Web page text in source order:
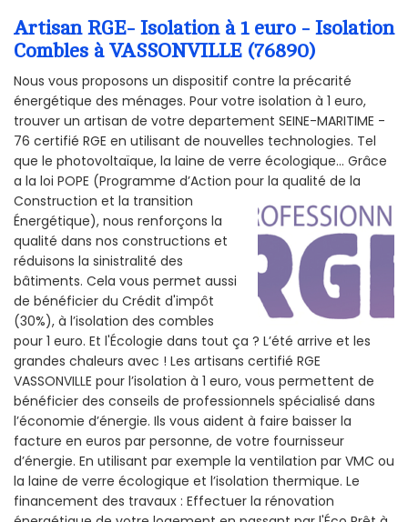
Artisan RGE- Isolation à 1 euro - Isolation
Combles à VASSONVILLE (76890)
Nous vous proposons un dispositif contre la précarité
énergétique des ménages. Pour votre isolation à 1 euro,
trouver un artisan de votre departement SEINE-MARITIME -
76 certifié RGE en utilisant de nouvelles technologies. Tel
que le photovoltaïque, la laine de verre écologique... Grâce
a la loi POPE (Programme d’Action pour la qualité de la
Construction et la transition
Énergétique), nous renforçons la
qualité dans nos constructions et
réduisons la sinistralité des
bâtiments. Cela vous permet aussi
de bénéficier du Crédit d'impôt
(30%), à l’isolation des combles
pour 1 euro. Et l'Écologie dans tout ça ? L’été arrive et les
grandes chaleurs avec ! Les artisans certifié RGE
VASSONVILLE pour l’isolation à 1 euro, vous permettent de
bénéficier des conseils de professionnels spécialisé dans
l’économie d’énergie. Ils vous aident à faire baisser la
facture en euros par personne, de votre fournisseur
d’énergie. En utilisant par exemple la ventilation par VMC ou
la laine de verre écologique et l’isolation thermique. Le
financement des travaux : Effectuer la rénovation